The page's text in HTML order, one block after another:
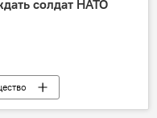
солдат НАТО